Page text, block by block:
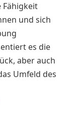
Fähigkeit
und sich
es die
aber auch
Umfeld des